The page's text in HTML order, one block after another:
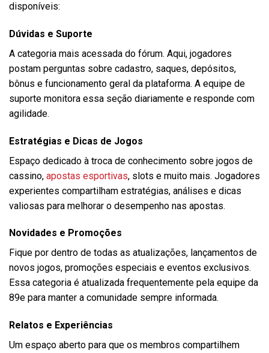
disponíveis:
Dúvidas e Suporte
A categoria mais acessada do fórum. Aqui, jogadores
postam perguntas sobre cadastro, saques, depósitos,
bônus e funcionamento geral da plataforma. A equipe de
suporte monitora essa seção diariamente e responde com
agilidade.
Estratégias e Dicas de Jogos
Espaço dedicado à troca de conhecimento sobre jogos de
cassino, apostas esportivas, slots e muito mais. Jogadores
experientes compartilham estratégias, análises e dicas
valiosas para melhorar o desempenho nas apostas.
Novidades e Promoções
Fique por dentro de todas as atualizações, lançamentos de
novos jogos, promoções especiais e eventos exclusivos.
Essa categoria é atualizada frequentemente pela equipe da
89e para manter a comunidade sempre informada.
Relatos e Experiências
Um espaço aberto para que os membros compartilhem